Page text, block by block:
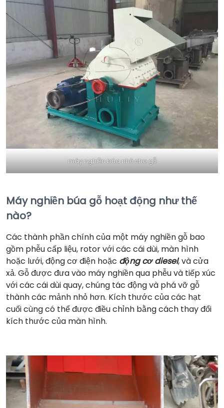
máy nghiền búa nhỏ cho gỗ
Máy nghiền búa gỗ hoạt động như thế
nào?
Các thành phần chính của một máy nghiền gỗ bao
gồm phễu cấp liệu, rotor với các cái dùi, màn hình
hoặc lưới, động cơ điện hoặc động cơ diesel, và cửa
xả. Gỗ được đưa vào máy nghiền qua phễu và tiếp xúc
với các cái dùi quay, chúng tác động và phá vỡ gỗ
thành các mảnh nhỏ hơn. Kích thước của các hạt
cuối cùng có thể được điều chỉnh bằng cách thay đổi
kích thước của màn hình.